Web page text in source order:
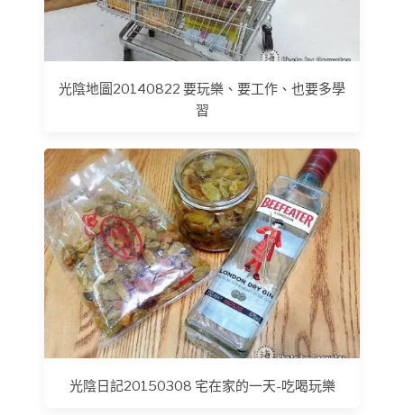
光陰地圖20140822 要玩樂、要工作、也要多學
習
光陰日記20150308 宅在家的一天-吃喝玩樂